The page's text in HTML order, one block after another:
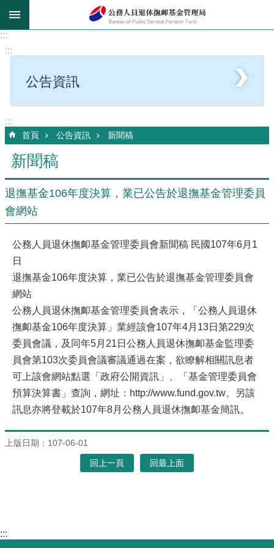
跳到主要內容區塊
:::
:::
公告資訊
:::
首頁 公告資訊 新聞稿
新聞稿
退撫基金106年度決算，業已公告於退撫基金管理委員
會網站
公務人員退休撫卹基金管理委員會新聞稿 民國107年6月1
日
退撫基金106年度決算，業已公告於退撫基金管理委員會
網站
公務人員退休撫卹基金管理委員會表示，「公務人員退休
撫卹基金106年度決算」業經該會107年4月13日第229次
委員會議，及同年5月21日公務人員退休撫卹基金監理委
員會第103次委員會議審議通過在案，欲瞭解相關訊息者
可上該會網站點選「政府公開資訊」、「基金管理委員會
預算決算書」查詢，網址：http://www.fund.gov.tw。另該
訊息亦將登載於107年8月公務人員退休撫卹基金簡訊。
上版日期：107-06-01
回上一頁 回最上面
:::